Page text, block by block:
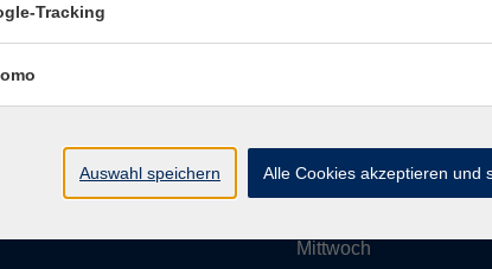
e. V.
Dienstag
Mittwoch
Tracking
Auswahl speichern Alle Cookies akzeptieren und